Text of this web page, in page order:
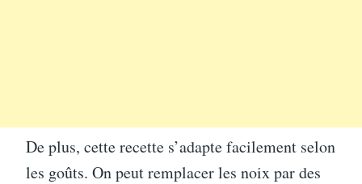
De plus, cette recette s’adapte facilement selon
les goûts. On peut remplacer les noix par des